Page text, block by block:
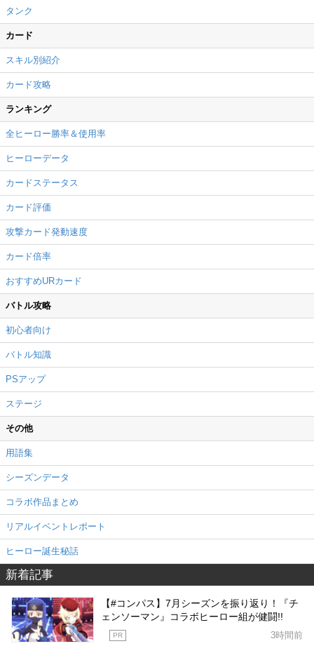
タンク
カード
スキル別紹介
カード攻略
ランキング
全ヒーロー勝率＆使用率
ヒーローデータ
カードステータス
カード評価
攻撃カード発動速度
カード倍率
おすすめURカード
バトル攻略
初心者向け
バトル知識
PSアップ
ステージ
その他
用語集
シーズンデータ
コラボ作品まとめ
リアルイベントレポート
ヒーロー誕生秘話
新着記事
【#コンパス】7月シーズンを振り返り！『チ
ェンソーマン』コラボヒーロー組が健闘!!
3時間前
PR